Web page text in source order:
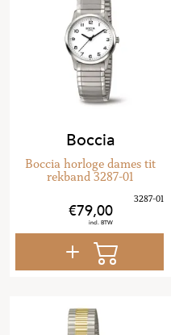
Boccia
Boccia horloge dames tit
rekband 3287-01
79,00